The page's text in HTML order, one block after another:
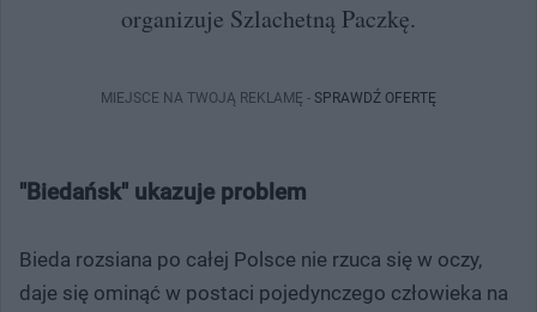
organizuje Szlachetną Paczkę.
MIEJSCE NA TWOJĄ REKLAMĘ - SPRAWDŹ OFERTĘ
"Biedańsk" ukazuje problem
Bieda rozsiana po całej Polsce nie rzuca się w oczy,
daje się ominąć w postaci pojedynczego człowieka na